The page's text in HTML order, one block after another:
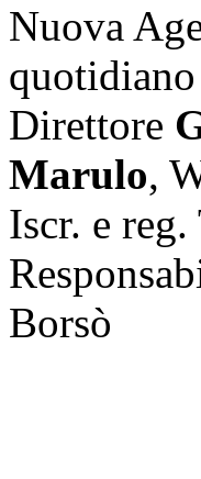
Nuova
Direttore
Marulo,
Iscr. e
Borsò